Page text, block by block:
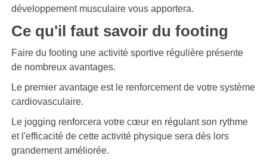
développement musculaire vous apportera.
Ce qu'il faut savoir du footing
Faire du footing une activité sportive régulière présente
de nombreux avantages.
Le premier avantage est le renforcement de votre système
cardiovasculaire.
Le jogging renforcera votre cœur en régulant son rythme
et l'efficacité de cette activité physique sera dès lors
grandement améliorée.